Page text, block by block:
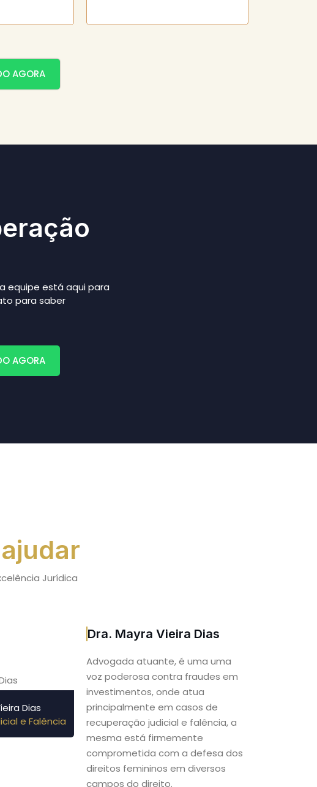
AGORA
equipe está aqui para
para saber
AGORA
Jurídica
Dias
e Falência
Dra. Mayra Vieira Dias
Advogada atuante, é uma uma
voz poderosa contra fraudes em
investimentos, onde atua
principalmente em casos de
recuperação judicial e falência, a
mesma está firmemente
comprometida com a defesa dos
direitos femininos em diversos
campos do direito.